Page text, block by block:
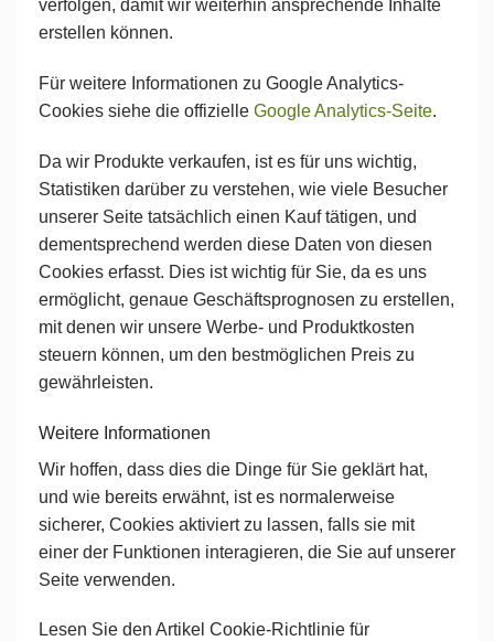
verfolgen, damit wir weiterhin ansprechende Inhalte
erstellen können.
Für weitere Informationen zu Google Analytics-
Cookies siehe die offizielle Google Analytics-Seite.
Da wir Produkte verkaufen, ist es für uns wichtig,
Statistiken darüber zu verstehen, wie viele Besucher
unserer Seite tatsächlich einen Kauf tätigen, und
dementsprechend werden diese Daten von diesen
Cookies erfasst. Dies ist wichtig für Sie, da es uns
ermöglicht, genaue Geschäftsprognosen zu erstellen,
mit denen wir unsere Werbe- und Produktkosten
steuern können, um den bestmöglichen Preis zu
gewährleisten.
Weitere Informationen
Wir hoffen, dass dies die Dinge für Sie geklärt hat,
und wie bereits erwähnt, ist es normalerweise
sicherer, Cookies aktiviert zu lassen, falls sie mit
einer der Funktionen interagieren, die Sie auf unserer
Seite verwenden.
Lesen Sie den Artikel Cookie-Richtlinie für